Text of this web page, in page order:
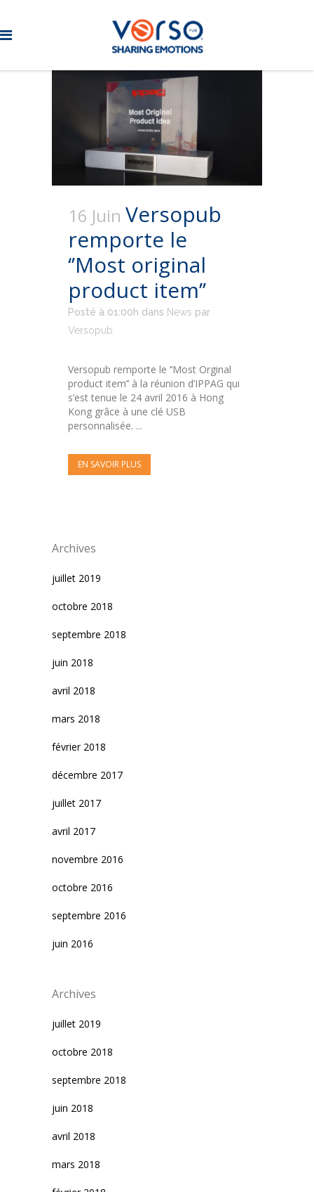
16 Juin Versopub
remporte le
‘’Most original
product item’’
Posté à 01:00h dans News par
Versopub
Versopub remporte le ‘’Most Orginal
product item’’ à la réunion d’IPPAG qui
s’est tenue le 24 avril 2016 à Hong
Kong grâce à une clé USB
personnalisée. ...
EN SAVOIR PLUS
Archives
juillet 2019
octobre 2018
septembre 2018
juin 2018
avril 2018
mars 2018
février 2018
décembre 2017
juillet 2017
avril 2017
novembre 2016
octobre 2016
septembre 2016
juin 2016
Archives
juillet 2019
octobre 2018
septembre 2018
juin 2018
avril 2018
mars 2018